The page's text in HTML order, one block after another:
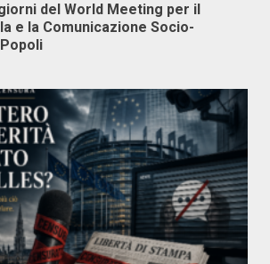
del World Meeting per il
e la Comunicazione Socio-